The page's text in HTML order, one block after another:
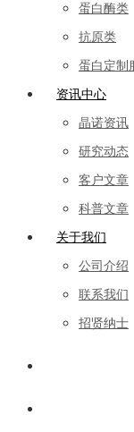
蛋白酶类
抗原类
蛋白定制
资讯中心
晶诺资讯
研究动态
客户文章
科普文章
关于我们
公司介绍
联系我们
招贤纳士